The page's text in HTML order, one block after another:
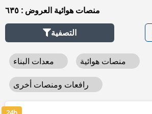
منصات هوائية العروض : ٦٣٥
التصفية